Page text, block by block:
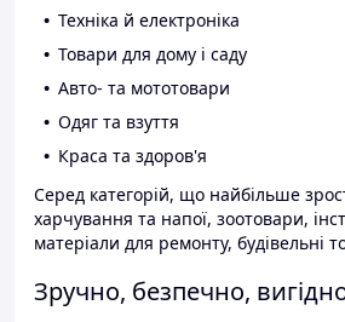
Техніка й електроніка
Товари для дому і саду
Авто- та мототовари
Одяг та взуття
Краса та здоров'я
Серед категорій, що найбільше
харчування та напої, зоотовари,
матеріали для ремонту, будівельні
Зручно, безпечно,